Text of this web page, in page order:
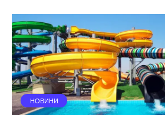
НОВИНИ